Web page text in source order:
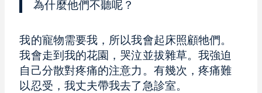
為什麼他們不聽呢？
我的寵物需要我，所以我會起床照顧牠們。
我會走到我的花園，哭泣並拔雜草。我強迫
自己分散對疼痛的注意力。有幾次，疼痛難
以忍受，我丈夫帶我去了急診室。